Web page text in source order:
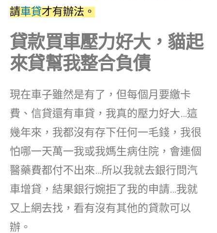
請車貸才有辦法。
貸款買車壓力好大，貓起
來貸幫我整合負債
現在車子雖然是有了，但每個月要繳卡
費、信貸還有車貸，我真的壓力好大…這
幾年來，我都沒有存下任何一毛錢，我很
怕哪一天萬一我或我媽生病住院，會連個
醫藥費都付不出來…所以我就去銀行問汽
車增貸，結果銀行婉拒了我的申請…我就
又上網去找，看有沒有其他的貸款可以
辦。